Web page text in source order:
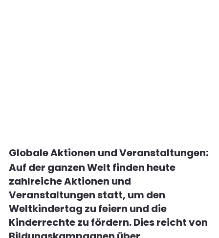
Globale Aktionen und Veranstaltungen:
Auf der ganzen Welt finden heute
zahlreiche Aktionen und
Veranstaltungen statt, um den
Weltkindertag zu feiern und die
Kinderrechte zu fördern. Dies reicht von